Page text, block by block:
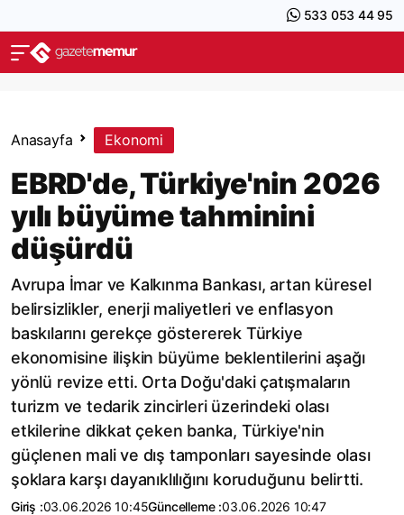
533 053 44 95
Anasayfa Ekonomi
EBRD'de, Türkiye'nin 2026
yılı büyüme tahminini
düşürdü
Avrupa İmar ve Kalkınma Bankası, artan küresel
belirsizlikler, enerji maliyetleri ve enflasyon
baskılarını gerekçe göstererek Türkiye
ekonomisine ilişkin büyüme beklentilerini aşağı
yönlü revize etti. Orta Doğu'daki çatışmaların
turizm ve tedarik zincirleri üzerindeki olası
etkilerine dikkat çeken banka, Türkiye'nin
güçlenen mali ve dış tamponları sayesinde olası
şoklara karşı dayanıklılığını koruduğunu belirtti.
Giriş :03.06.2026 10:45Güncelleme :03.06.2026 10:47